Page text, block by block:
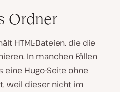
Ordner
HTML-Dateien, die die
In manchen Fällen
eine Hugo-Seite ohne
weil dieser nicht im